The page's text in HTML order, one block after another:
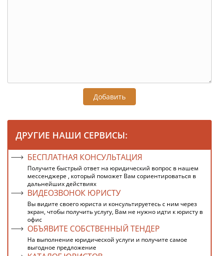
Добавить
ДРУГИЕ НАШИ СЕРВИСЫ:
БЕСПЛАТНАЯ КОНСУЛЬТАЦИЯ
Получите быстрый ответ на юридический вопрос в нашем
мессенджере , который поможет Вам сориентироваться в
дальнейших действиях
ВИДЕОЗВОНОК ЮРИСТУ
Вы видите своего юриста и консультируетесь с ним через
экран, чтобы получить услугу, Вам не нужно идти к юристу в
офис
ОБЪЯВИТЕ СОБСТВЕННЫЙ ТЕНДЕР
На выполнение юридической услуги и получите самое
выгодное предложение